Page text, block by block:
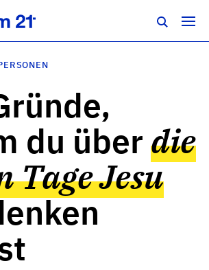
du überdie
Tage Jesu